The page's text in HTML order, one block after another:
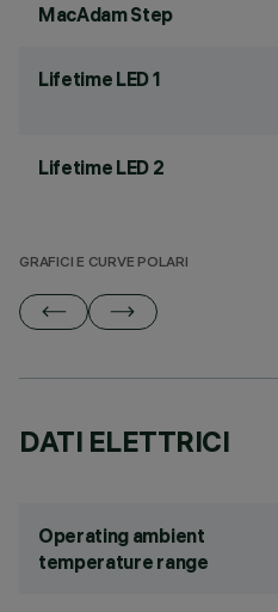
MacAdam Step
Lifetime LED 1
Lifetime LED 2
GRAFICI E CURVE POLARI
DATI ELETTRICI
Operating ambient
temperature range